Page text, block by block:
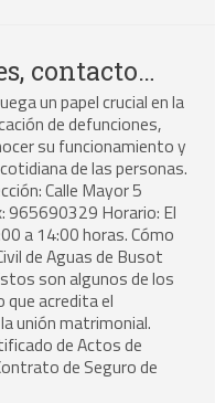
contacto…
un papel crucial en la
de defunciones,
su funcionamiento y
de las personas.
Calle Mayor 5
965690329 Horario: El
a 14:00 horas. Cómo
de Aguas de Busot
son algunos de los
acredita el
unión matrimonial.
de Actos de
de Seguro de